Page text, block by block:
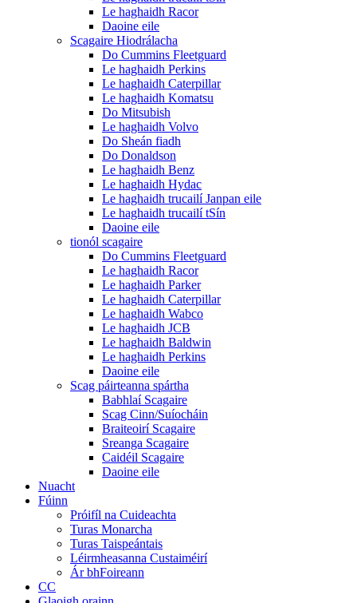
Le haghaidh Racor
Daoine eile
Scagaire Hiodrálacha
Do Cummins Fleetguard
Le haghaidh Perkins
Le haghaidh Caterpillar
Le haghaidh Komatsu
Do Mitsubish
Le haghaidh Volvo
Do Sheán fiadh
Do Donaldson
Le haghaidh Benz
Le haghaidh Hydac
Le haghaidh trucailí Janpan eile
Le haghaidh trucailí tSín
Daoine eile
tionól scagaire
Do Cummins Fleetguard
Le haghaidh Racor
Le haghaidh Parker
Le haghaidh Caterpillar
Le haghaidh Wabco
Le haghaidh JCB
Le haghaidh Baldwin
Le haghaidh Perkins
Daoine eile
Scag páirteanna spártha
Babhlaí Scagaire
Scag Cinn/Suíocháin
Braiteoirí Scagaire
Sreanga Scagaire
Caidéil Scagaire
Daoine eile
Nuacht
Fúinn
Próifíl na Cuideachta
Turas Monarcha
Turas Taispeántais
Léirmheasanna Custaiméirí
Ár bhFoireann
CC